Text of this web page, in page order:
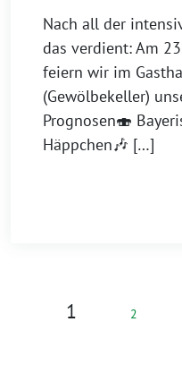
Nach all der
das verdient: Am
feiern wir im
(Gewölbekeller)
Prognosen🍣
Häppchen🎶 […]
1 2